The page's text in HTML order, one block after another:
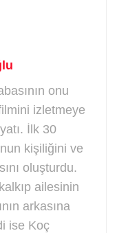
onu
izletmeye
İlk 30
kişiliğini ve
oluşturdu.
ailesinin
arkasına
ise Koç